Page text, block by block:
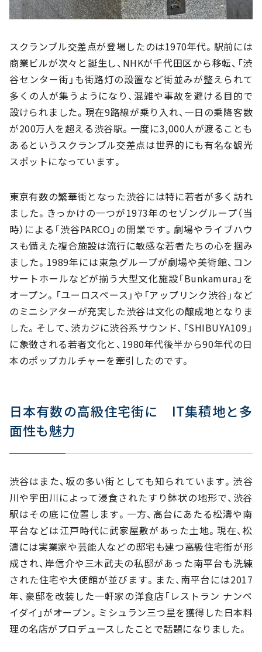
スクランブル交差点が登場したのは1970年代。駅前には
商業ビルが次々と誕生し、NHKが千代田区から移転、「渋
谷センター街」も街路灯の設置など街並みが整えられて
多くの人が集うようになり、混雑や事故を避ける目的で
設けられました。現在9路線が乗り入れ、一日の乗降客数
が200万人を超える渋谷駅。一度に3,000人が渡ることも
あるというスクランブル交差点は世界的にも有名な観光
スポットになっています。
東京有数の繁華街となった渋谷には特に若者が多く訪れ
ました。きっかけの一つが1973年のセゾングループ（当
時）による「渋谷PARCO」の開業です。劇場やライブハウ
スも備えた複合施設は流行に敏感な若者たちの心を掴み
ました。1989年には東急グループが劇場や美術館、コン
サートホールなどが揃う大型文化施設「Bunkamura」を
オープン。「ユーロスペース」や「アップリンク渋谷」など
のミニシアターが充実した渋谷は文化の醸成地となりま
した。そして、渋カジに渋谷系サウンド、「SHIBUYA109」
に象徴される若者文化と、1980年代後半から90年代の日
本のポップカルチャーを牽引したのです。
日本有数の高級住宅街に IT集積地と多
面性も魅力
渋谷はまた、坂の多い街としても知られています。渋谷
川や宇田川によって浸食されたすり鉢状の地形で、渋谷
駅はその底に位置します。一方、高台にあたる松濤や南
平台などは江戸時代に武家屋敷があった土地。現在、松
濤には実業家や芸能人などの邸宅も建つ高級住宅街が形
成され、岸信介や三木武夫の私邸があった南平台も洗練
された住宅や大使館が並びます。また、南平台には2017
年、豪邸を改装した一軒家の洋食店「レストラン ナンペ
イダイ」がオープン。ミシュラン三つ星を獲得した日本料
理の名店がプロデュースしたことで話題になりました。